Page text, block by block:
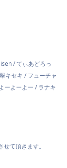
/ てぃあどろっ
キセキ / フューチャ
ーよーよー / ラナキ
て頂きます。